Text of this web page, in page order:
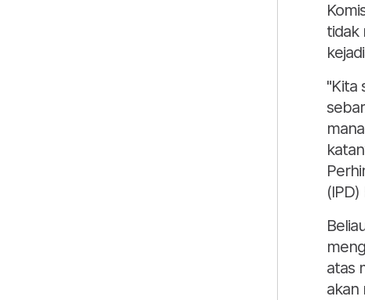
tidak
"Kita
atas
akan